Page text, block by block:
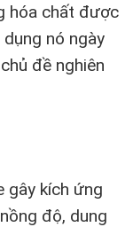
hóa chất được
nó ngày
đề nghiên
gây kích ứng
độ, dung